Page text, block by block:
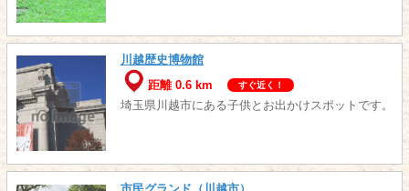
川越歴史博物館
距離 0.6 km
すぐ近く！
埼玉県川越市にある子供とお出かけスポットです。